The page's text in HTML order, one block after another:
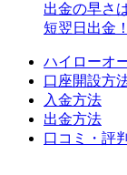
出金の早さ
短翌日出金！
ハイローオ
口座開設方
入金方法
出金方法
口コミ・評